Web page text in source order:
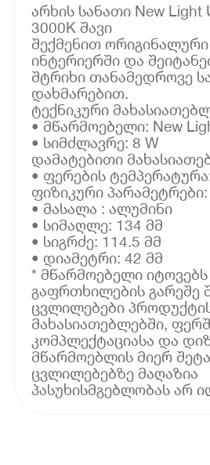
არხის სანათი New Light
3000K შავი
შექმენით ორიგინალური
ინტერიერში და
შტრიხი თანამედროვე
დახმარებით.
ტექნიკური
• მწარმოებელი: New
• სიმძლავრე: 8 W
დამატებითი
• ფერების
ფიზიკური პარამეტრები:
• მასალა : ალუმინი
• სიმაღლე: 134 მმ
• სიგრძე: 114.5 მმ
• დიამეტრი: 42 მმ
* მწარმოებელი
გაფრთხილების გარეშე
ცვლილებები
მახასიათებლებში,
კომპლექტაციასა და
მწარმოებლის მიერ
ცვლილებებზე მაღაზია
პასუხისმგებლობას არ